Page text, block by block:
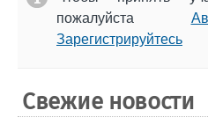
пожалуйста
Зарегистрируйтесь
Свежие новости